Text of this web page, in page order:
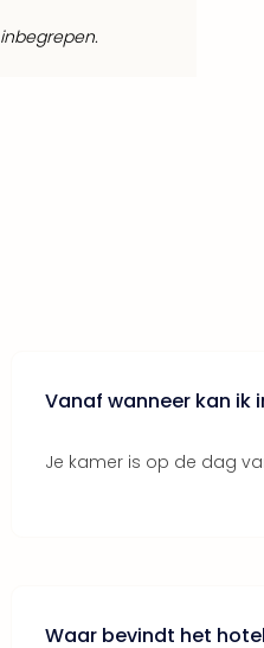
Vanaf wanneer kan ik
Je kamer is op de dag
Waar bevindt het